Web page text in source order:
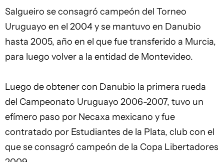
Salgueiro se consagró campeón del Torneo
Uruguayo en el 2004 y se mantuvo en Danubio
hasta 2005, año en el que fue transferido a Murcia,
para luego volver a la entidad de Montevideo.
Luego de obtener con Danubio la primera rueda
del Campeonato Uruguayo 2006-2007, tuvo un
efímero paso por Necaxa mexicano y fue
contratado por Estudiantes de la Plata, club con el
que se consagró campeón de la Copa Libertadores